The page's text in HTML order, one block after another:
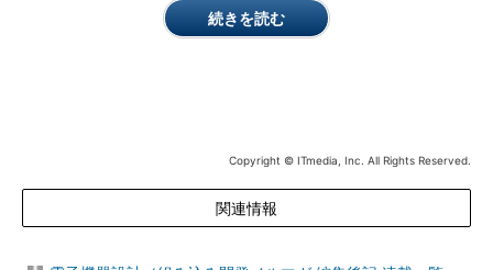
続きを読む
Copyright © ITmedia, Inc. All Rights Reserved.
関連情報